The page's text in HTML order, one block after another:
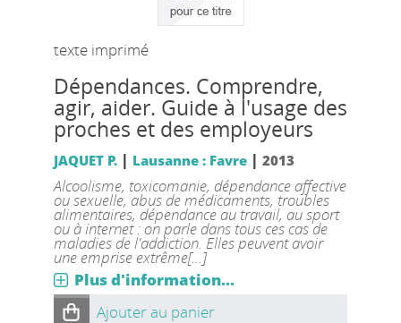
texte imprimé
Dépendances. Comprendre,
agir, aider. Guide à l'usage des
proches et des employeurs
JAQUET P. | Lausanne : Favre| 2013
Alcoolisme, toxicomanie, dépendance affective
ou sexuelle, abus de médicaments, troubles
alimentaires, dépendance au travail, au sport
ou à internet : on parle dans tous ces cas de
maladies de l'addiction. Elles peuvent avoir
une emprise extrême[...]
Plus d'information...
Ajouter au panier